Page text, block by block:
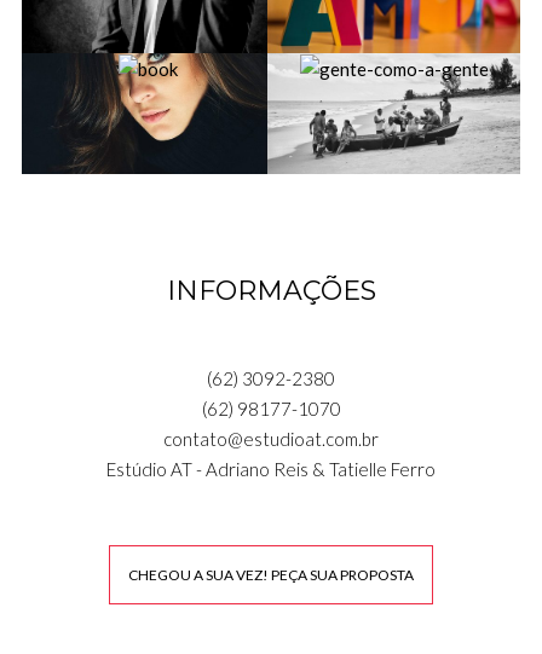
INFORMAÇÕES
(62) 3092-2380
(62) 98177-1070
contato@estudioat.com.br
Estúdio AT - Adriano Reis & Tatielle Ferro
CHEGOU A SUA VEZ! PEÇA SUA PROPOSTA